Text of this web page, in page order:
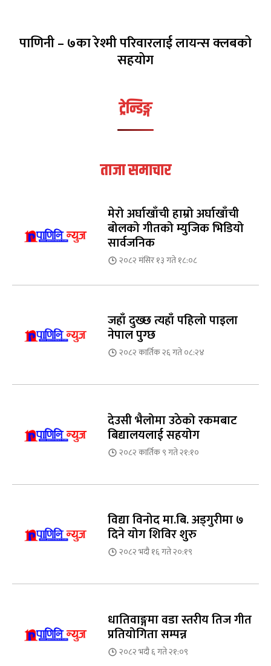
पाणिनी – ७का रेश्मी परिवारलाई लायन्स क्लबको
सहयोग
ट्रेन्डिङ्ग
ताजा समाचार
मेरो अर्घाखाँची हाम्रो अर्घाखाँची
बोलको गीतको म्युजिक भिडियो
सार्वजनिक
२०८२ मंसिर १३ गते १८:०८
जहाँ दुख्छ त्यहाँ पहिलो पाइला
नेपाल पुग्छ
२०८२ कार्तिक २६ गते ०८:२४
देउसी भैलोमा उठेको रकमबाट
बिद्यालयलाई सहयोग
२०८२ कार्तिक ९ गते २१:१०
विद्या विनोद मा.बि. अड्गुरीमा ७
दिने योग शिविर शुरु
२०८२ भदौ १६ गते २०:१९
धातिवाङ्गमा वडा स्तरीय तिज गीत
प्रतियोगिता सम्पन्न
२०८२ भदौ ६ गते २१:०९